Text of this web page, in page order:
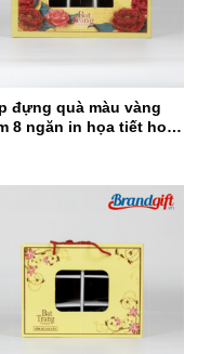
đựng quà màu vàng
8 ngăn in họa tiết hoa